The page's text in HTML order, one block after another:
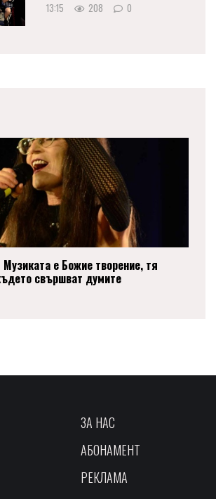
13:15 208 0
е Божие творение, тя
свършват думите
ЗА НАС
АБОНАМЕНТ
РЕКЛАМА